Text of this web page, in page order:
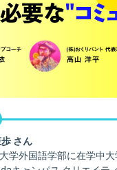
さん
大学外国語学部に在学中